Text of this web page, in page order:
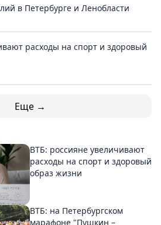
в Петербурге и Ленобласти
расходы на спорт и здоровый
Еще →
ВТБ: россияне увеличивают
расходы на спорт и здоровый
образ жизни
ВТБ: на Петербургском
марафоне "Пушкин –